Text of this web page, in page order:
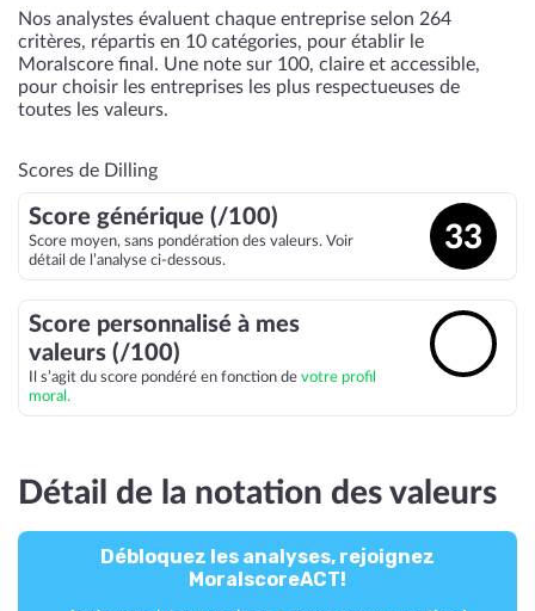
Nos analystes évaluent chaque entreprise selon 264
critères, répartis en 10 catégories, pour établir le
Moralscore final. Une note sur 100, claire et accessible,
pour choisir les entreprises les plus respectueuses de
toutes les valeurs.
Scores de Dilling
Score générique (/100)
Score moyen, sans pondération des valeurs. Voir
détail de l’analyse ci-dessous.
33
Score personnalisé à mes
valeurs (/100)
Il s’agit du score pondéré en fonction de votre profil
moral.
Détail de la notation des valeurs
Débloquez les analyses, rejoignez
MoralscoreACT!